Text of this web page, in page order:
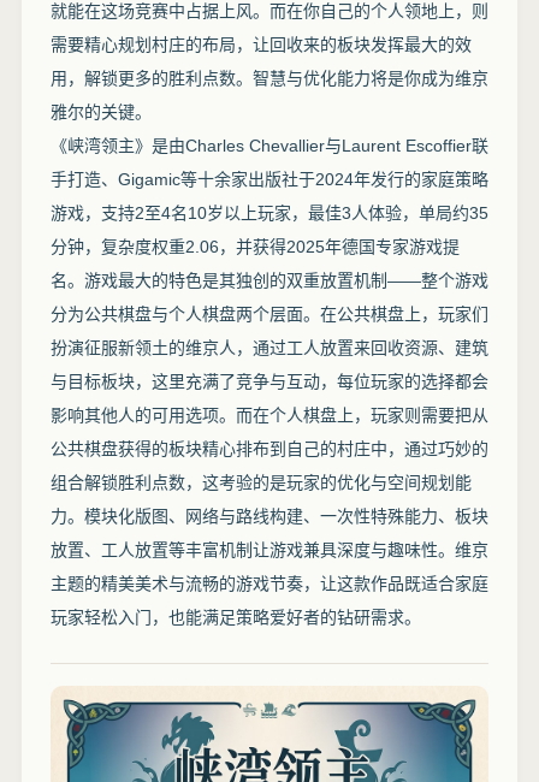
就能在这场竞赛中占据上风。而在你自己的个人领地上，则
需要精心规划村庄的布局，让回收来的板块发挥最大的效
用，解锁更多的胜利点数。智慧与优化能力将是你成为维京
雅尔的关键。
《峡湾领主》是由Charles Chevallier与Laurent Escoffier联
手打造、Gigamic等十余家出版社于2024年发行的家庭策略
游戏，支持2至4名10岁以上玩家，最佳3人体验，单局约35
分钟，复杂度权重2.06，并获得2025年德国专家游戏提
名。游戏最大的特色是其独创的双重放置机制——整个游戏
分为公共棋盘与个人棋盘两个层面。在公共棋盘上，玩家们
扮演征服新领土的维京人，通过工人放置来回收资源、建筑
与目标板块，这里充满了竞争与互动，每位玩家的选择都会
影响其他人的可用选项。而在个人棋盘上，玩家则需要把从
公共棋盘获得的板块精心排布到自己的村庄中，通过巧妙的
组合解锁胜利点数，这考验的是玩家的优化与空间规划能
力。模块化版图、网络与路线构建、一次性特殊能力、板块
放置、工人放置等丰富机制让游戏兼具深度与趣味性。维京
主题的精美美术与流畅的游戏节奏，让这款作品既适合家庭
玩家轻松入门，也能满足策略爱好者的钻研需求。